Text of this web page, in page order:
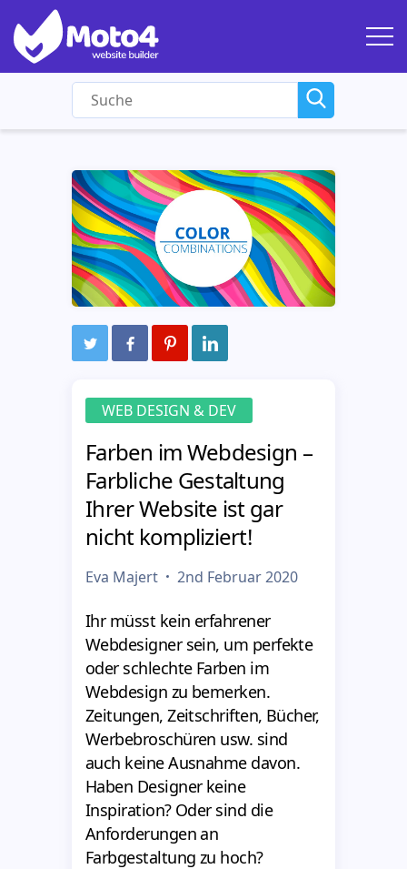
WEB DESIGN & DEV
Farben im Webdesign –
Farbliche Gestaltung
Ihrer Website ist gar
nicht kompliziert!
Eva Majert 2nd Februar 2020
Ihr müsst kein erfahrener
Webdesigner sein, um perfekte
oder schlechte Farben im
Webdesign zu bemerken.
Zeitungen, Zeitschriften, Bücher,
Werbebroschüren usw. sind
auch keine Ausnahme davon.
Haben Designer keine
Inspiration? Oder sind die
Anforderungen an
Farbgestaltung zu hoch?